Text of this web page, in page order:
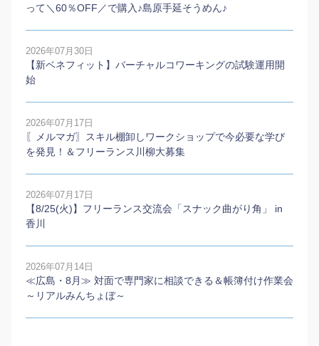
って＼60％OFF／で購入♪島原手延そうめん♪
2026年07月30日
【新ベネフィット】バーチャルコワーキングの試験運用開
始
2026年07月17日
〖メルマガ〗スキル棚卸しワークショップで今必要な学び
を発見！＆フリーランス川柳大募集
2026年07月17日
【8/25(火)】フリーランス交流会「スナック曲がり角」 in
香川
2026年07月14日
≪広島・8月≫ 対面で専門家に相談できる＆帳簿付け作業会
～リアルみんちょぼ～